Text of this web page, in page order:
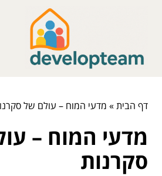
דף הבית» מדעי המוח – עולם של
מדעי המוח –
סקרנות